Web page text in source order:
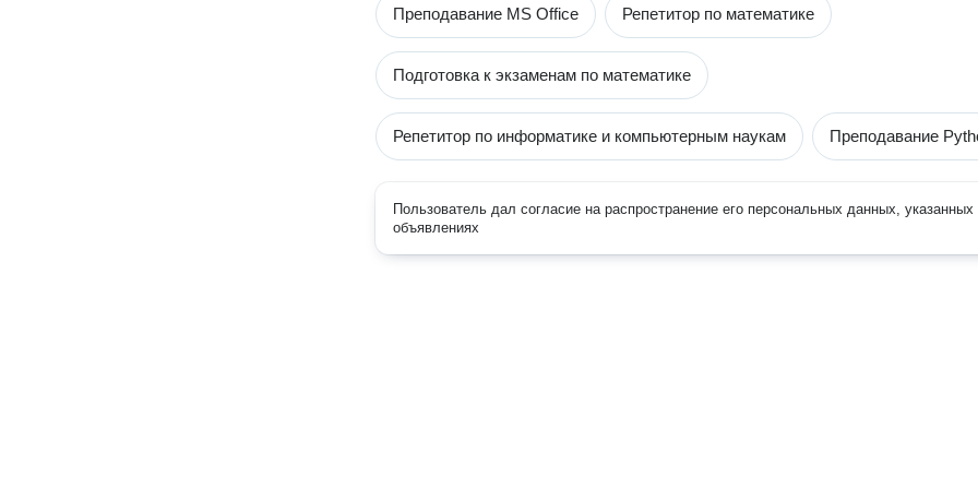
Преподавание MS Office Репетитор по математике
Подготовка к экзаменам по математике
Репетитор по информатике и компьютерным наукам Преподавание
Пользователь дал согласие на распространение его персональных данных, указанных
объявлениях